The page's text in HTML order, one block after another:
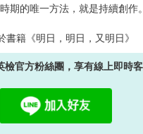
期的唯一方法，就是持續創作
書籍《明日，明日，又明日》
官方粉絲團，享有線上即時